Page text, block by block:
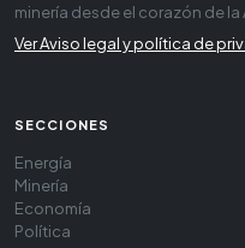
minería desde el corazón de la
Ver Aviso legal y política de
SECCIONES
Energía
Minería
Economía
Política